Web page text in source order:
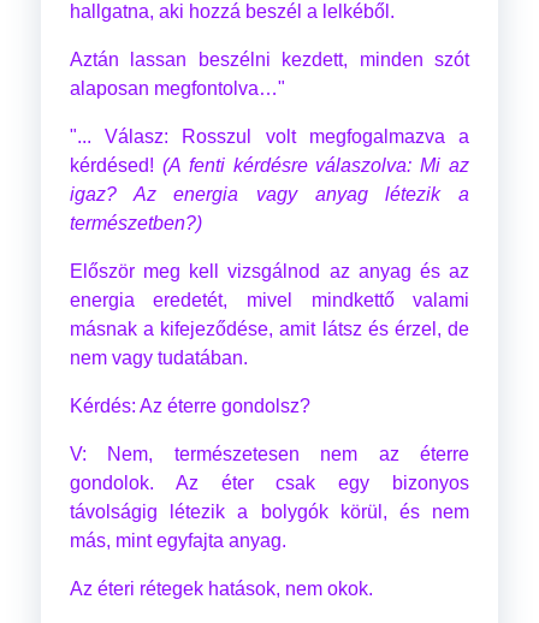
hallgatna, aki hozzá beszél a lelkéből.
Aztán lassan beszélni kezdett, minden szót
alaposan megfontolva…"
"... Válasz: Rosszul volt megfogalmazva a
kérdésed! (A fenti kérdésre válaszolva: Mi az
igaz? Az energia vagy anyag létezik a
természetben?)
Először meg kell vizsgálnod az anyag és az
energia eredetét, mivel mindkettő valami
másnak a kifejeződése, amit látsz és érzel, de
nem vagy tudatában.
Kérdés: Az éterre gondolsz?
V: Nem, természetesen nem az éterre
gondolok. Az éter csak egy bizonyos
távolságig létezik a bolygók körül, és nem
más, mint egyfajta anyag.
Az éteri rétegek hatások, nem okok.